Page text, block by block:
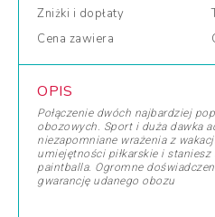
Zniżki i dopłaty
Cena zawiera
OPIS
Połączenie dwóch najbardziej
obozowych. Sport i duża dawka
niezapomniane wrażenia z
umiejętności piłkarskie i
paintballa. Ogromne
gwarancję udanego obozu